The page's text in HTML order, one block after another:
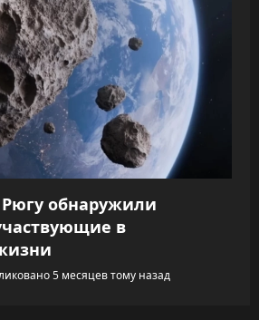
обнаружили
в
5 месяцев тому назад